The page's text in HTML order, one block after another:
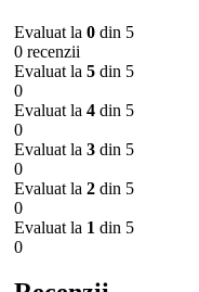
Evaluat la 0 din 5
0 recenzii
Evaluat la 5 din 5
0
Evaluat la 4 din 5
0
Evaluat la 3 din 5
0
Evaluat la 2 din 5
0
Evaluat la 1 din 5
0